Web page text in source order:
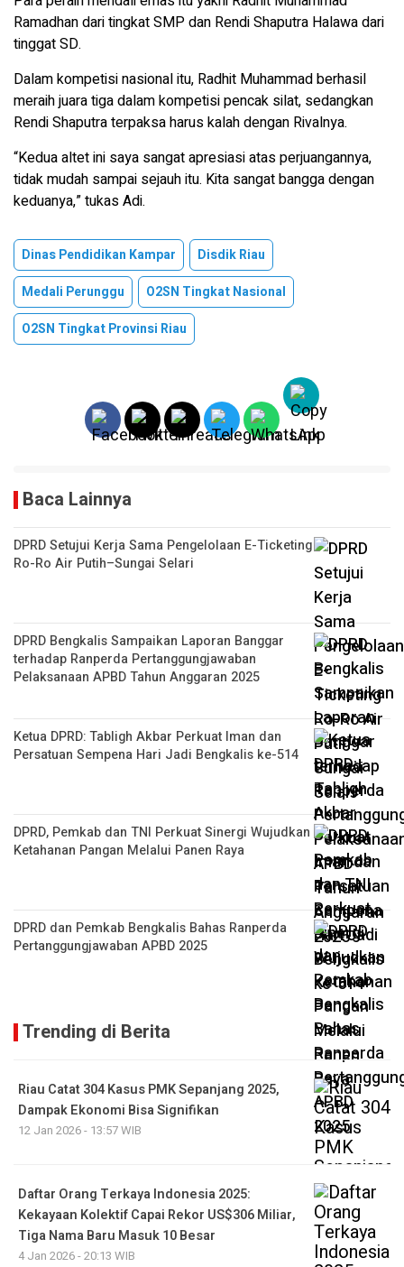
Ramadhan dari tingkat SMP dan Rendi Shaputra Halawa dari
tinggat SD.
Dalam kompetisi nasional itu, Radhit Muhammad berhasil
meraih juara tiga dalam kompetisi pencak silat, sedangkan
Rendi Shaputra terpaksa harus kalah dengan Rivalnya.
“Kedua altet ini saya sangat apresiasi atas perjuangannya,
tidak mudah sampai sejauh itu. Kita sangat bangga dengan
keduanya,” tukas Adi.
Dinas Pendidikan Kampar
Disdik Riau
Medali Perunggu
O2SN Tingkat Nasional
O2SN Tingkat Provinsi Riau
Baca Lainnya
DPRD Setujui Kerja Sama Pengelolaan E-Ticketing
Ro-Ro Air Putih–Sungai Selari
DPRD Bengkalis Sampaikan Laporan Banggar
terhadap Ranperda Pertanggungjawaban
Pelaksanaan APBD Tahun Anggaran 2025
Ketua DPRD: Tabligh Akbar Perkuat Iman dan
Persatuan Sempena Hari Jadi Bengkalis ke-514
DPRD, Pemkab dan TNI Perkuat Sinergi Wujudkan
Ketahanan Pangan Melalui Panen Raya
DPRD dan Pemkab Bengkalis Bahas Ranperda
Pertanggungjawaban APBD 2025
Trending di Berita
Riau Catat 304 Kasus PMK Sepanjang 2025,
Dampak Ekonomi Bisa Signifikan
12 Jan 2026 - 13:57 WIB
Daftar Orang Terkaya Indonesia 2025:
Kekayaan Kolektif Capai Rekor US$306 Miliar,
Tiga Nama Baru Masuk 10 Besar
4 Jan 2026 - 20:13 WIB